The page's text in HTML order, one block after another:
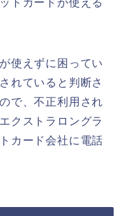
使えずに困ってい
れていると判断さ
で、不正利用され
クストラロングラ
カード会社に電話